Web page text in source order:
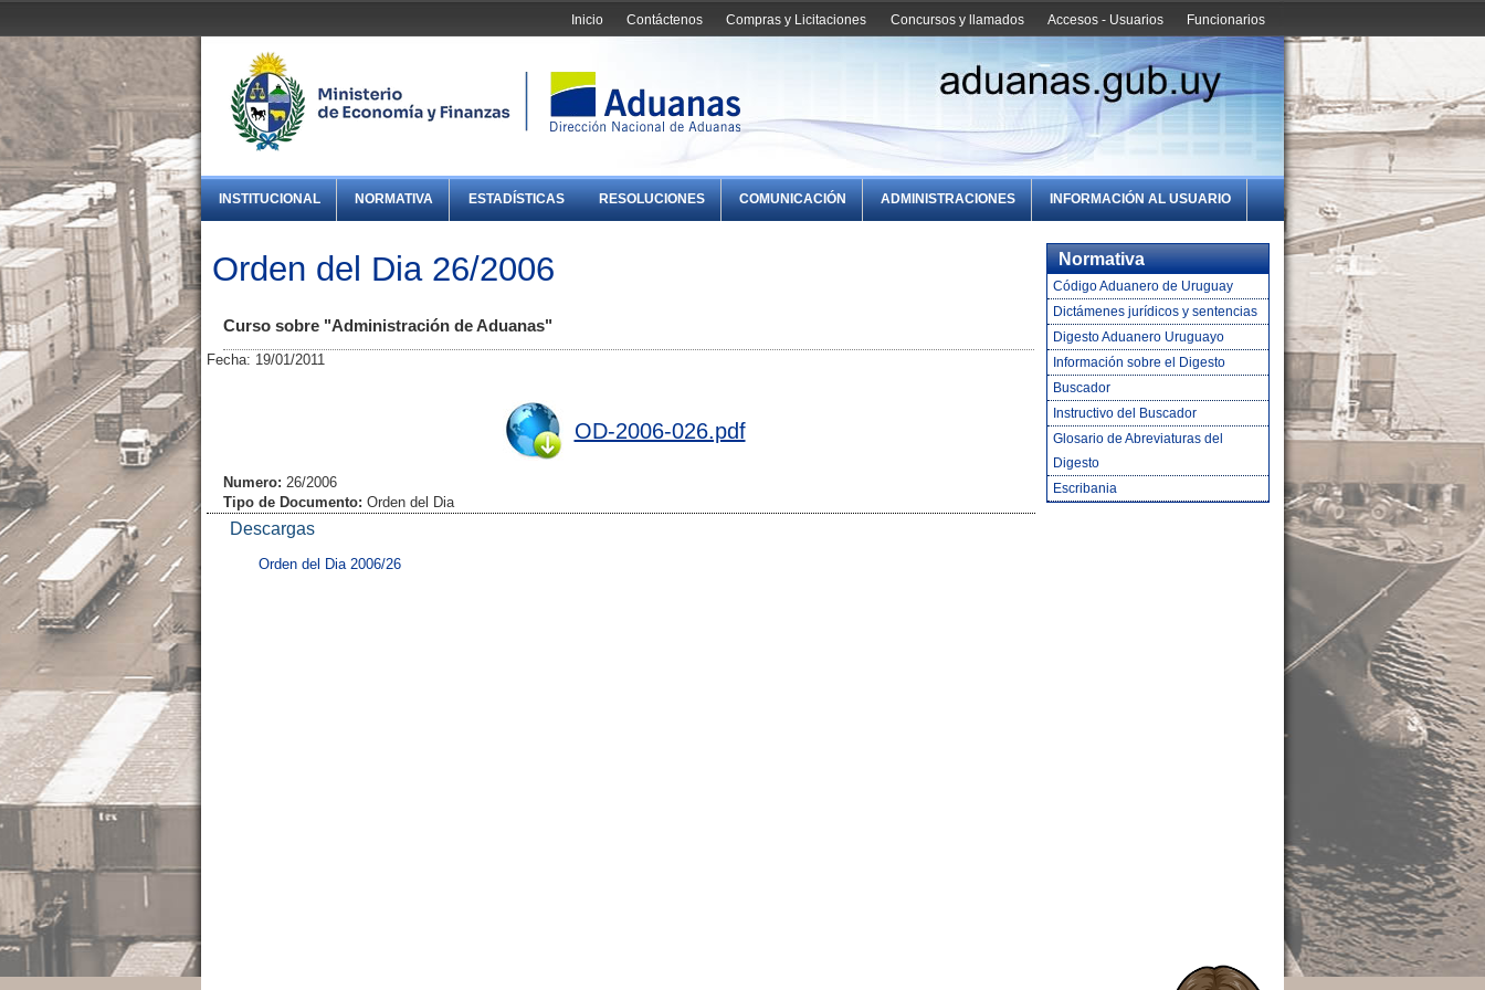
Funcionarios
Accesos - Usuarios
Concursos y llamados
Compras y Licitaciones
Contáctenos
Inicio
INSTITUCIONAL NORMATIVA ESTADÍSTICAS RESOLUCIONES COMUNICACIÓN ADMINISTRACIONES INFORMACIÓN AL USUARIO
Orden del Dia 26/2006
Curso sobre "Administración de Aduanas"
Fecha: 19/01/2011
OD-2006-026.pdf
Numero: 26/2006
Tipo de Documento: Orden del Dia
Descargas
Orden del Dia 2006/26
Normativa
Código Aduanero de Uruguay
Dictámenes jurídicos y sentencias
Digesto Aduanero Uruguayo
Información sobre el Digesto
Buscador
Instructivo del Buscador
Glosario de Abreviaturas del
Digesto
Escribania